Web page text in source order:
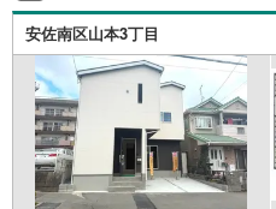
安佐南区山本3丁目